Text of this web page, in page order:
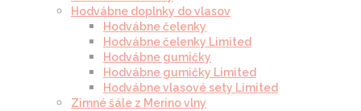
Hodvábne doplnky do vlasov
Hodvábne čelenky
Hodvábne čelenky Limited
Hodvábne gumičky
Hodvábne gumičky Limited
Hodvábne vlasové sety Limited
Zimné šále z Merino vlny